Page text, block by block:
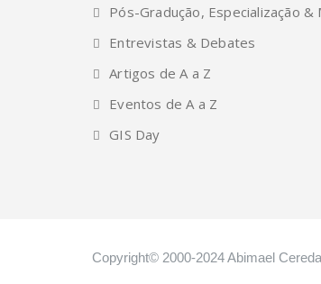
Pós-Gradução, Especialização &
Entrevistas & Debates
Artigos de A a Z
Eventos de A a Z
GIS Day
Copyright© 2000-2024 Abimael